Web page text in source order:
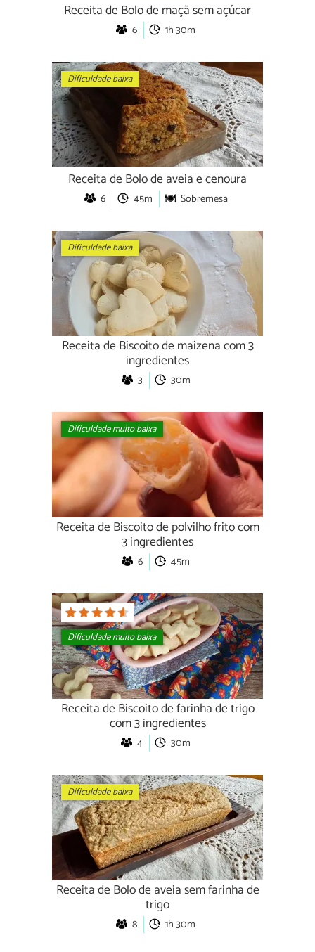
Receita de Bolo de maçã sem açúcar
6 1h 30m
Dificuldade baixa
Receita de Bolo de aveia e cenoura
6 45m Sobremesa
Dificuldade baixa
Receita de Biscoito de maizena com 3
ingredientes
3 30m
Dificuldade muito baixa
Receita de Biscoito de polvilho frito com
3 ingredientes
6 45m
Dificuldade muito baixa
Receita de Biscoito de farinha de trigo
com 3 ingredientes
4 30m
Dificuldade baixa
Receita de Bolo de aveia sem farinha de
trigo
8 1h 30m